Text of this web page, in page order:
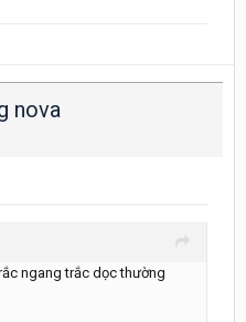
nova
ngang trắc dọc thường